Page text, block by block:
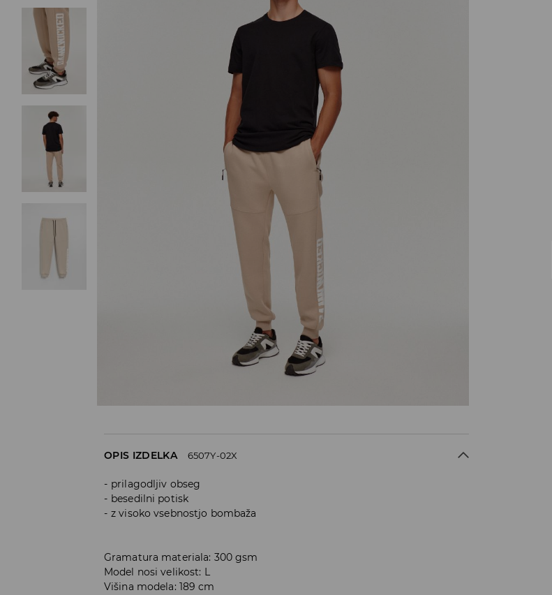
OPIS IZDELKA 6507Y-02X
prilagodljiv obseg
besedilni potisk
z visoko vsebnostjo bombaža
Gramatura materiala: 300 gsm
Model nosi velikost: L
Višina modela: 189 cm